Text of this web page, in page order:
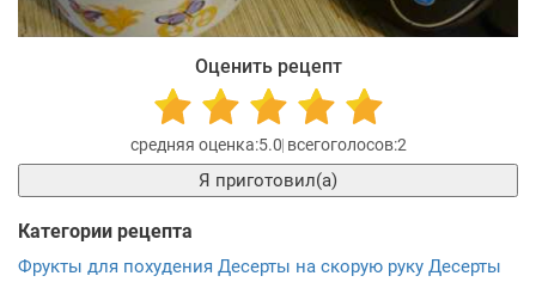
Оценить рецепт
5.0 2
Я приготовил(а)
Категории рецепта
Фрукты для похудения Десерты на скорую руку Десерты